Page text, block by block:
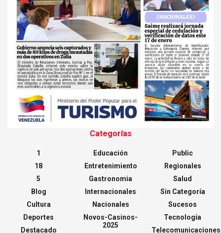
Categorías
1
18
5
Blog
Cultura
Deportes
Destacado
Educación
Entretenimiento
Gastronomia
Internacionales
Nacionales
Novos-Casinos-
2025
Public
Regionales
Salud
Sin Categoría
Sucesos
Tecnología
Telecomunicaciones